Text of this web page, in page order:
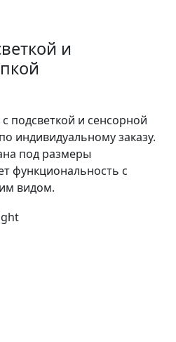
и
подсветкой и сенсорной
индивидуальному заказу.
под размеры
функциональность с
видом.